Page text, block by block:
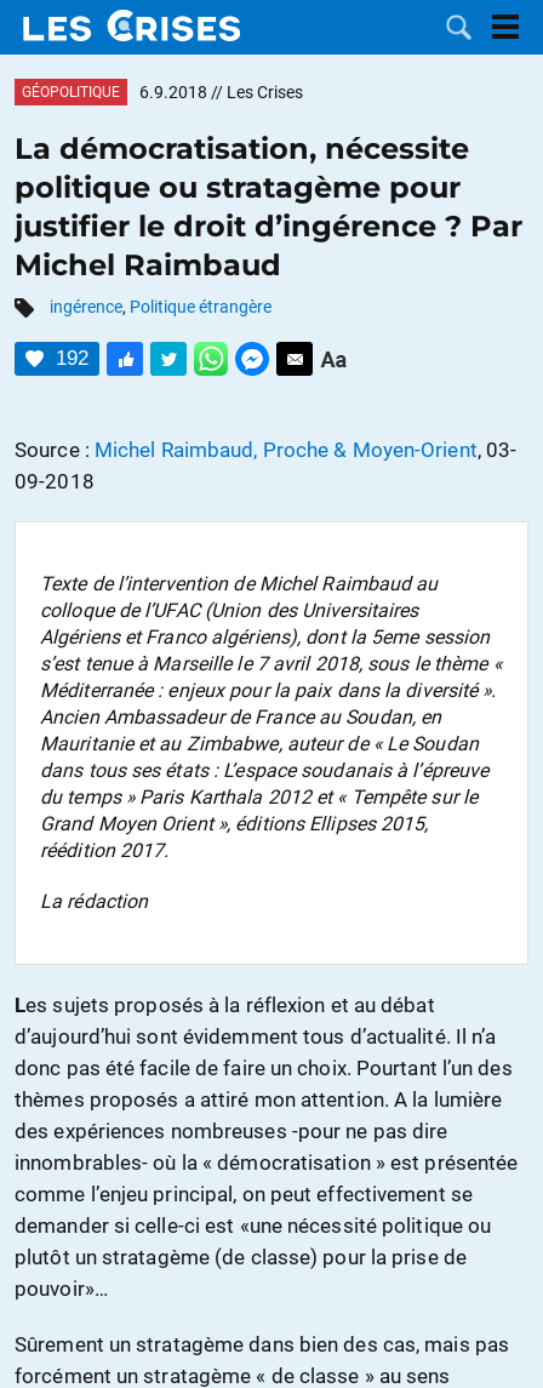
LES
DOSSIERS
CATÉGORIES
CONTACTER
FAIRE UN
GÉOPOLITIQUE 6.9.2018 // Les Crises
La démocratisation, nécessite
politique ou stratagème pour
justifier le droit d’ingérence ? Par
Michel Raimbaud
ingérence, Politique étrangère
192
Source : Michel Raimbaud, Proche & Moyen-Orient, 03-
09-2018
Texte de l’intervention de Michel Raimbaud au
colloque de l’UFAC (Union des Universitaires
Algériens et Franco algériens), dont la 5eme session
s’est tenue à Marseille le 7 avril 2018, sous le thème «
Méditerranée : enjeux pour la paix dans la diversité ».
Ancien Ambassadeur de France au Soudan, en
Mauritanie et au Zimbabwe, auteur de « Le Soudan
dans tous ses états : L’espace soudanais à l’épreuve
du temps » Paris Karthala 2012 et « Tempête sur le
Grand Moyen Orient », éditions Ellipses 2015,
réédition 2017.
La rédaction
Les sujets proposés à la réflexion et au débat
d’aujourd’hui sont évidemment tous d’actualité. Il n’a
donc pas été facile de faire un choix. Pourtant l’un des
thèmes proposés a attiré mon attention. A la lumière
des expériences nombreuses -pour ne pas dire
innombrables- où la « démocratisation » est présentée
comme l’enjeu principal, on peut effectivement se
demander si celle-ci est «une nécessité politique ou
plutôt un stratagème (de classe) pour la prise de
pouvoir»…
Sûrement un stratagème dans bien des cas, mais pas
forcément un stratagème « de classe » au sens